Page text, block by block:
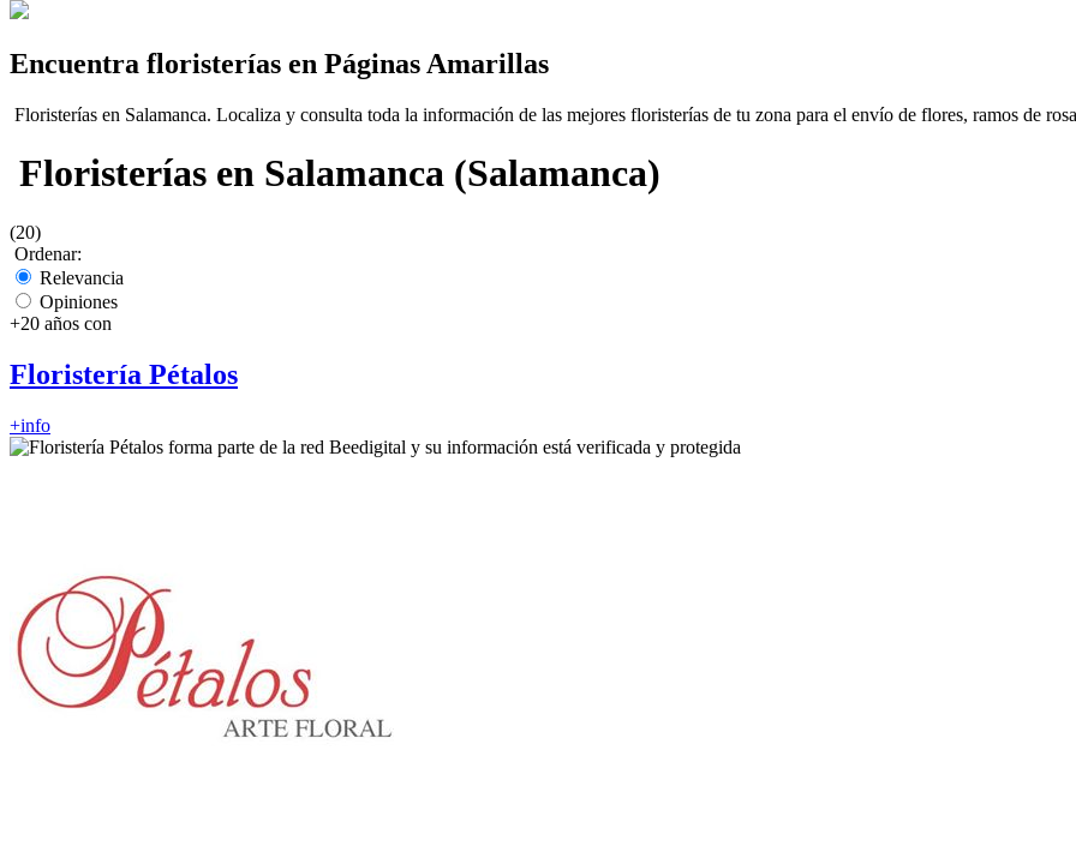
Encuentra floristerías en Páginas Amarillas
Floristerías en Salamanca. Localiza y consulta toda la información de las mejores floristerías de tu zona para el envío de flores, ramos de
Floristerías en Salamanca (Salamanca)
(20)
Ordenar:
Relevancia
Opiniones
+20 años con
Floristería Pétalos
+info